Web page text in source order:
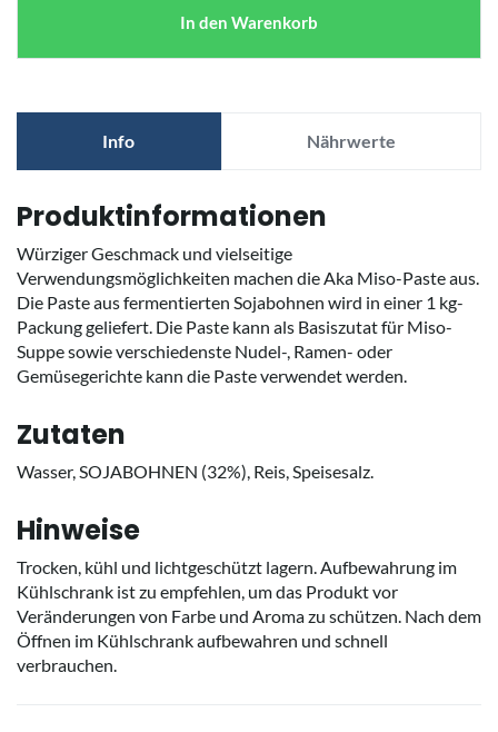
In den Warenkorb
Info Nährwerte
Produktinformationen
Würziger Geschmack und vielseitige
Verwendungsmöglichkeiten machen die Aka Miso-Paste aus.
Die Paste aus fermentierten Sojabohnen wird in einer 1 kg-
Packung geliefert. Die Paste kann als Basiszutat für Miso-
Suppe sowie verschiedenste Nudel-, Ramen- oder
Gemüsegerichte kann die Paste verwendet werden.
Zutaten
Wasser, SOJABOHNEN (32%), Reis, Speisesalz.
Hinweise
Trocken, kühl und lichtgeschützt lagern. Aufbewahrung im
Kühlschrank ist zu empfehlen, um das Produkt vor
Veränderungen von Farbe und Aroma zu schützen. Nach dem
Öffnen im Kühlschrank aufbewahren und schnell
verbrauchen.